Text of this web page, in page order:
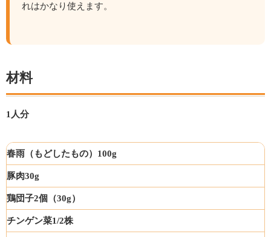
れはかなり使えます。
材料
1人分
春雨（もどしたもの） 100g
豚肉30g
鶏団子2個（30g）
チンゲン菜1/2株